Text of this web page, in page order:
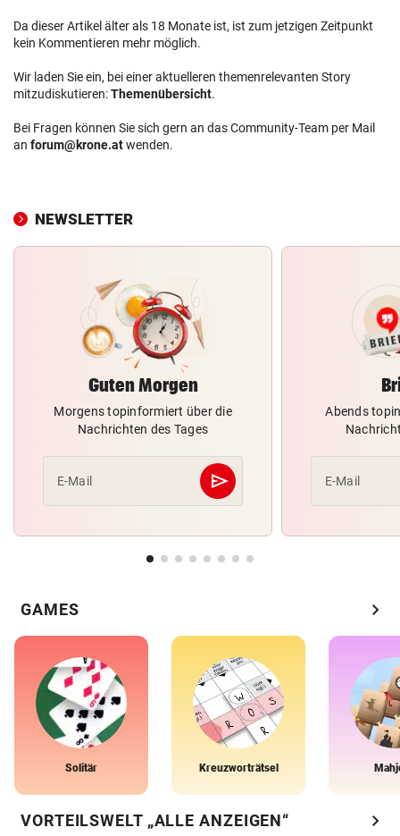
Da dieser Artikel älter als 18 Monate ist, ist zum jetzigen Zeitpunkt
kein Kommentieren mehr möglich.
Wir laden Sie ein, bei einer aktuelleren themenrelevanten Story
mitzudiskutieren:Themenübersicht.
Bei Fragen können Sie sich gern an das Community-Team per Mail
an forum@krone.atwenden.
NEWSLETTER
Guten Morgen
Morgens topinformiert über die
Nachrichten des Tages
E-Mail send
Abschicken
Abends
E-Mail
GAMES chevron_right
Solitär Kreuzworträtsel
VORTEILSWELT „ALLE ANZEIGEN“ chevron_right